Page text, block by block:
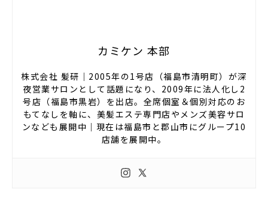
カミケン 本部
株式会社 髪研｜2005年の1号店（福島市清明町）が深
夜営業サロンとして話題になり、2009年に法人化し2
号店（福島市黒岩）を出店。全席個室＆個別対応のお
もてなしを軸に、美髪エステ専門店やメンズ美容サロ
ンなども展開中｜現在は福島市と郡山市にグループ10
店舗を展開中。